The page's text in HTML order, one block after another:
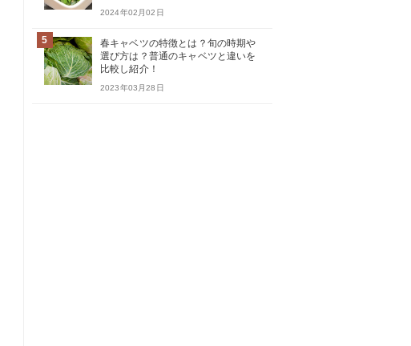
2024年02月02日
5
春キャベツの特徴とは？旬の時期や
選び方は？普通のキャベツと違いを
比較し紹介！
2023年03月28日